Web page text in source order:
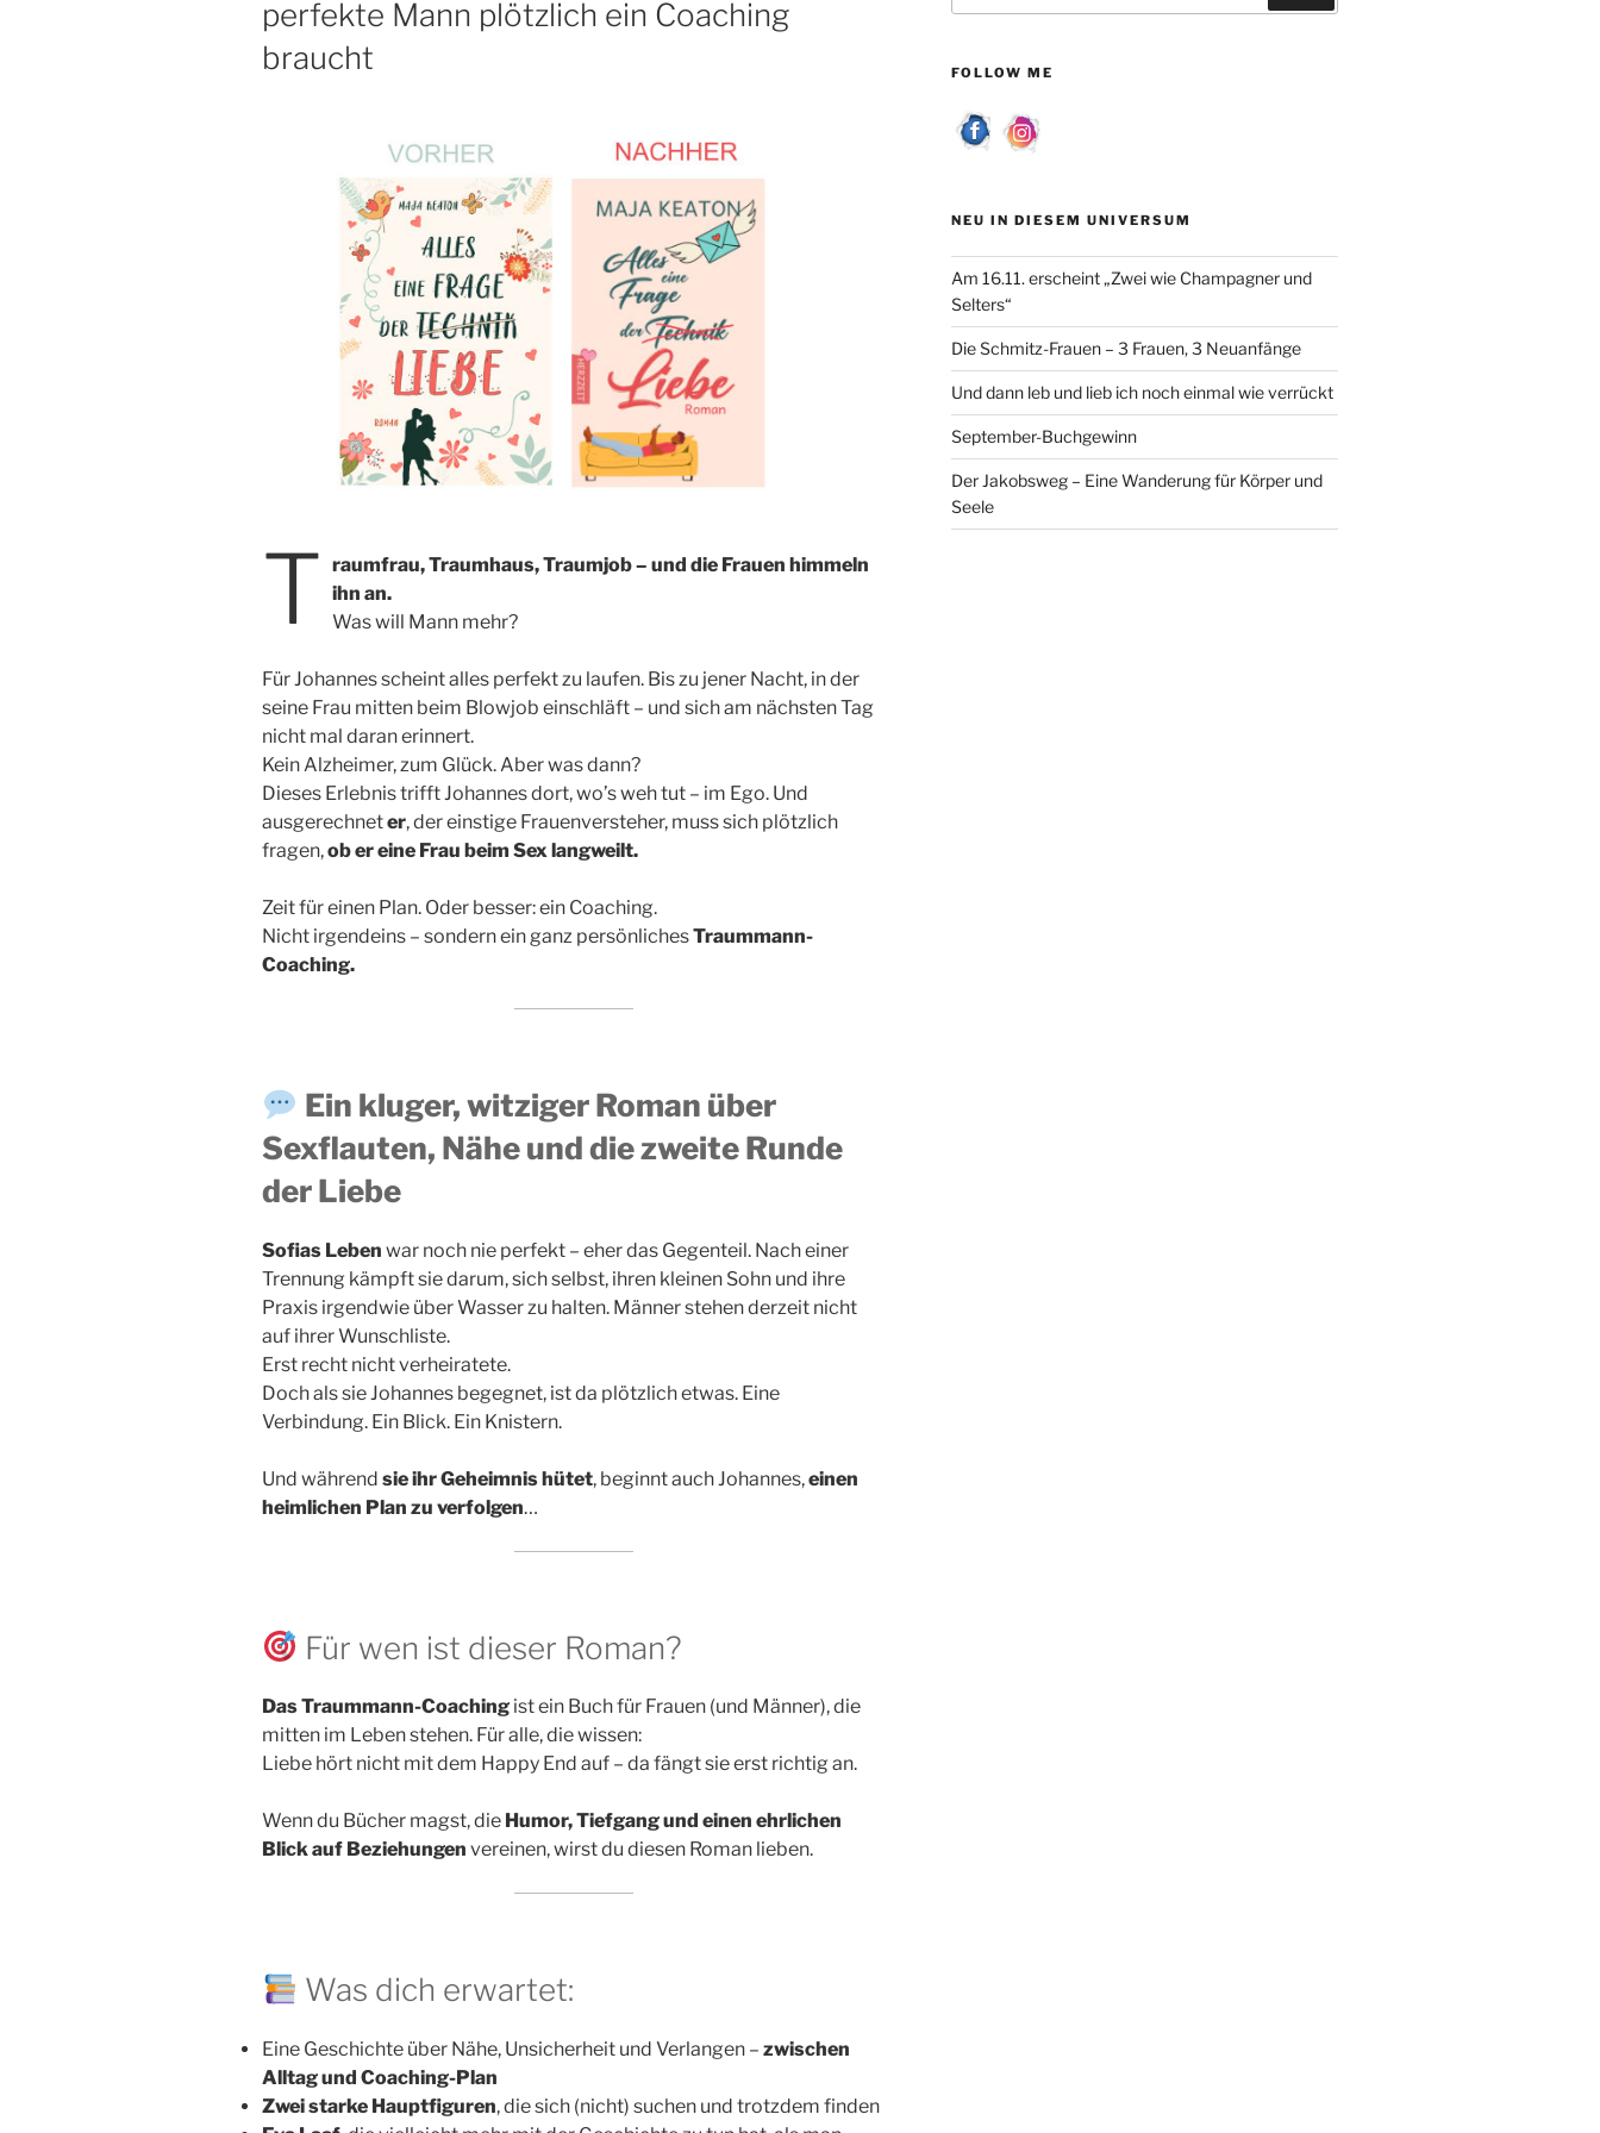
perfekte Mann plötzlich ein Coaching
braucht
T raumfrau, Traumhaus, Traumjob – und die Frauen himmeln
ihn an.
Was will Mann mehr?
Für Johannes scheint alles perfekt zu laufen. Bis zu jener Nacht, in der
seine Frau mitten beim Blowjob einschläft – und sich am nächsten Tag
nicht mal daran erinnert.
Kein Alzheimer, zum Glück. Aber was dann?
Dieses Erlebnis trifft Johannes dort, wo’s weh tut – im Ego. Und
ausgerechneter, der einstige Frauenversteher, muss sich plötzlich
fragen,ob er eine Frau beim Sex langweilt.
Zeit für einen Plan. Oder besser: ein Coaching.
Nicht irgendeins – sondern ein ganz persönlichesTraummann-
Coaching.
Ein kluger, witziger Roman über
Sexflauten, Nähe und die zweite Runde
der Liebe
Sofias Leben war noch nie perfekt – eher das Gegenteil. Nach einer
Trennung kämpft sie darum, sich selbst, ihren kleinen Sohn und ihre
Praxis irgendwie über Wasser zu halten. Männer stehen derzeit nicht
auf ihrer Wunschliste.
Erst recht nicht verheiratete.
Doch als sie Johannes begegnet, ist da plötzlich etwas. Eine
Verbindung. Ein Blick. Ein Knistern.
Und während sie ihr Geheimnis hütet, beginnt auch Johannes,einen
heimlichen Plan zu verfolgen…
Für wen ist dieser Roman?
Das Traummann-Coaching ist ein Buch für Frauen (und Männer), die
mitten im Leben stehen. Für alle, die wissen:
Liebe hört nicht mit dem Happy End auf – da fängt sie erst richtig an.
Wenn du Bücher magst, die Humor, Tiefgang und einen ehrlichen
Blick auf Beziehungen vereinen, wirst du diesen Roman lieben.
Was dich erwartet:
Eine Geschichte über Nähe, Unsicherheit und Verlangen – zwischen
Alltag und Coaching-Plan
Zwei starke Hauptfiguren, die sich (nicht) suchen und trotzdem finden
FOLLOW ME
NEU IN DIESEM UNIVERSUM
Am 16.11. erscheint „Zwei wie Champagner und
Selters“
Die Schmitz-Frauen – 3 Frauen, 3 Neuanfänge
Und dann leb und lieb ich noch einmal wie verrückt
September-Buchgewinn
Der Jakobsweg – Eine Wanderung für Körper und
Seele